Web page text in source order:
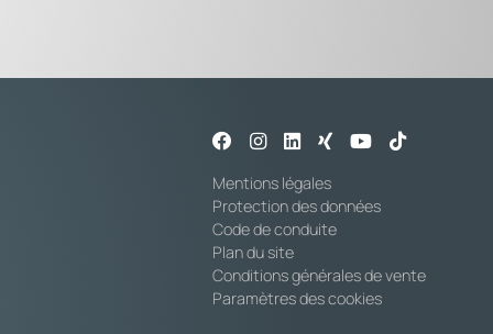
Mentions légales
Protection des données
Code de conduite
Plan du site
Conditions générales de vente
Paramètres des cookies